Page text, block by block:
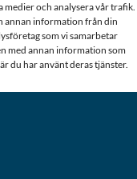
och analysera vår trafik.
annan information från din
som vi samarbetar
med annan information som
du har använt deras tjänster.